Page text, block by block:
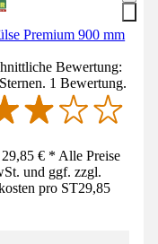
Premium 900 mm
Bewertung:
1 Bewertung.
€ * Alle Preise
und ggf. zzgl.
pro ST29,85